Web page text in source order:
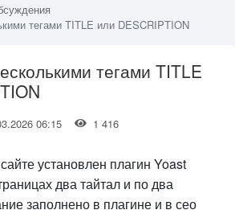
тегами TITLE или DESCRIPTION
тегами TITLE
06:15 1 416
установлен плагин Yoast
два тайтал и по два
заполнено в плагине и в сео